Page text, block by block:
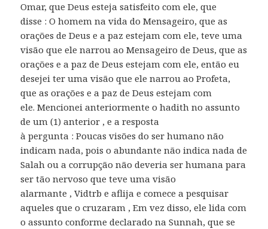
Omar, que Deus esteja satisfeito com ele, que
disse : O homem na vida do Mensageiro, que as
orações de Deus e a paz estejam com ele, teve uma
visão que ele narrou ao Mensageiro de Deus, que as
orações e a paz de Deus estejam com ele, então eu
desejei ter uma visão que ele narrou ao Profeta,
que as orações e a paz de Deus estejam com
ele. Mencionei anteriormente o hadith no assunto
de um (1) anterior , e a resposta
à pergunta : Poucas visões do ser humano não
indicam nada, pois o abundante não indica nada de
Salah ou a corrupção não deveria ser humana para
ser tão nervoso que teve uma visão
alarmante , Vidtrb e aflija e comece a pesquisar
aqueles que o cruzaram , Em vez disso, ele lida com
o assunto conforme declarado na Sunnah, que se